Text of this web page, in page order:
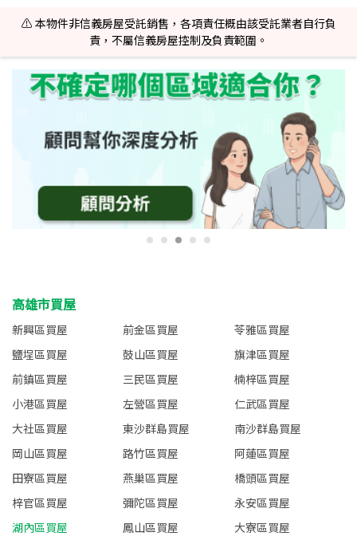
⚠️ 本物件非信義房屋受託銷售，各項責任概由該受託業者自行負
責，不屬信義房屋控制及負責範圍。
高雄市買屋
新興區買屋 前金區買屋
苓雅區買屋
鹽埕區買屋
鼓山區買屋
旗津區買屋
前鎮區買屋
三民區買屋
楠梓區買屋
小港區買屋
左營區買屋
仁武區買屋
大社區買屋
東沙群島買屋
南沙群島買屋
岡山區買屋
路竹區買屋
阿蓮區買屋
田寮區買屋
燕巢區買屋
橋頭區買屋
梓官區買屋
彌陀區買屋
永安區買屋
湖內區買屋
鳳山區買屋
大寮區買屋